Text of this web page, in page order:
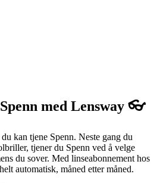
med Lensway 👓
kan tjene Spenn. Neste gang du
tjener du Spenn ved å velge
du sover. Med linseabonnement hos
automatisk, måned etter måned.